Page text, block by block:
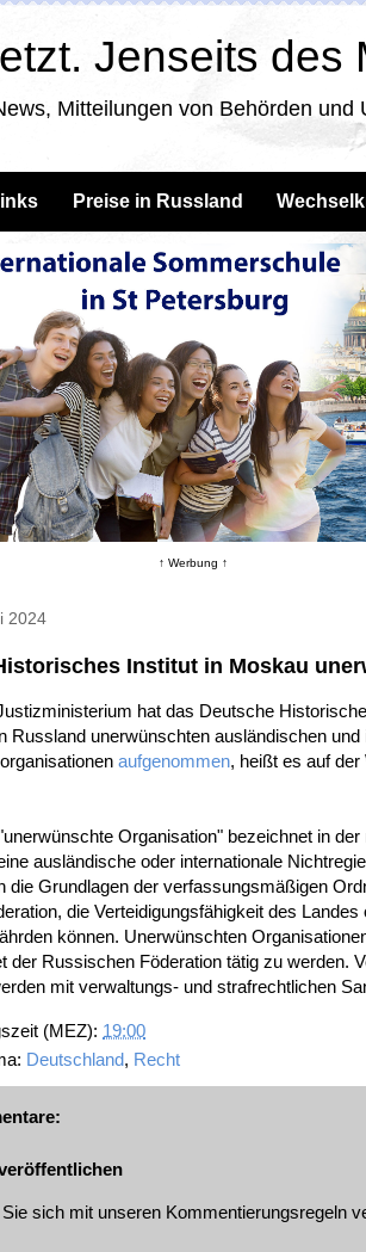
Jenseits des
Mitteilungen von Behörden
Preise in Russland
↑ Werbung ↑
2024
Institut in Moskau
hat das Deutsche
Russland unerwünschten ausländischen und
aufgenommen, heißt es auf der
Organisation" bezeichnet in
ausländische oder internationale
die Grundlagen der verfassungsmäßigen
die Verteidigungsfähigkeit des Landes
können. Unerwünschten
der Russischen Föderation tätig zu werden.
mit verwaltungs- und strafrechtlichen
(MEZ): 19:00
Deutschland, Recht
sich mit unseren Kommentierungsregeln